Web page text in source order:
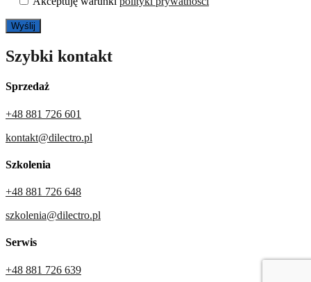
Szybki kontakt
Sprzedaż
+48 881 726 601
kontakt@dilectro.pl
Szkolenia
+48 881 726 648
szkolenia@dilectro.pl
Serwis
+48 881 726 639